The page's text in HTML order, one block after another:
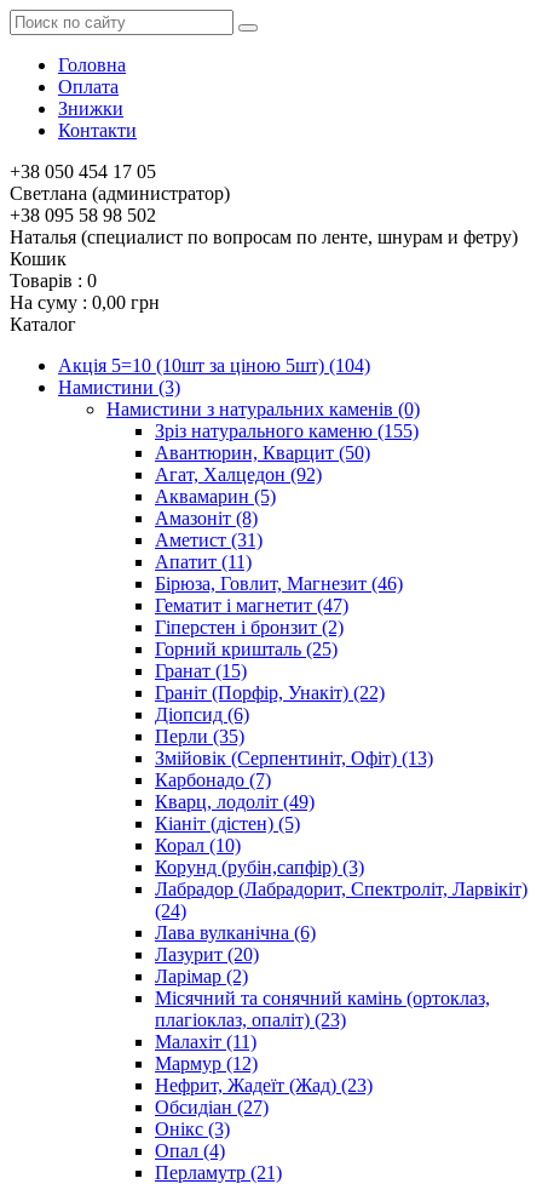
Головна
Оплата
Знижки
Контакти
+38 050 454 17 05
Светлана (администратор)
+38 095 58 98 502
Наталья (специалист по вопросам по ленте, шнурам и фетру)
Кошик
Товарів : 0
На суму : 0,00 грн
Каталог
Акція 5=10 (10шт за ціною 5шт) (104)
Намистини (3)
Намистини з натуральних каменів (0)
Зріз натурального каменю (155)
Авантюрин, Кварцит (50)
Агат, Халцедон (92)
Аквамарин (5)
Амазоніт (8)
Аметист (31)
Апатит (11)
Бірюза, Говлит, Магнезит (46)
Гематит і магнетит (47)
Гіперстен і бронзит (2)
Горний кришталь (25)
Гранат (15)
Граніт (Порфір, Унакіт) (22)
Діопсид (6)
Перли (35)
Змійовік (Серпентиніт, Офіт) (13)
Карбонадо (7)
Кварц, лодоліт (49)
Кіаніт (дістен) (5)
Корал (10)
Корунд (рубін,сапфір) (3)
Лабрадор (Лабрадорит, Спектроліт, Ларвікіт)
(24)
Лава вулканічна (6)
Лазурит (20)
Ларімар (2)
Місячний та сонячний камінь (ортоклаз,
плагіоклаз, опаліт) (23)
Малахіт (11)
Мармур (12)
Нефрит, Жадеїт (Жад) (23)
Обсидіан (27)
Онікс (3)
Опал (4)
Перламутр (21)